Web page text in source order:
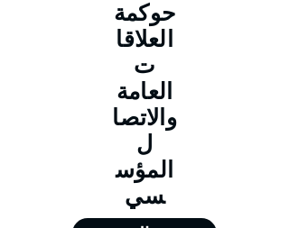
حوكمة
العلاقا
ت
العامة
والاتصا
ل
المؤس
سي